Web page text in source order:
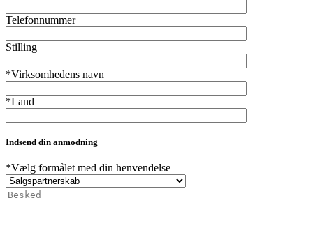
Telefonnummer
Stilling
*Virksomhedens navn
*Land
Indsend din anmodning
*Vælg formålet med din henvendelse